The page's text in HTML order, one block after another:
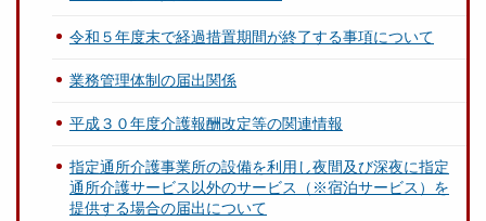
令和５年度末で経過措置期間が終了する事項について
業務管理体制の届出関係
平成３０年度介護報酬改定等の関連情報
指定通所介護事業所の設備を利用し夜間及び深夜に指定
通所介護サービス以外のサービス（※宿泊サービス）を
提供する場合の届出について